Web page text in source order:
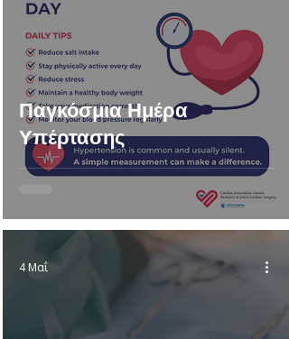
Παγκόσμια Ημέρα
Υπέρτασης
4 Μαΐ